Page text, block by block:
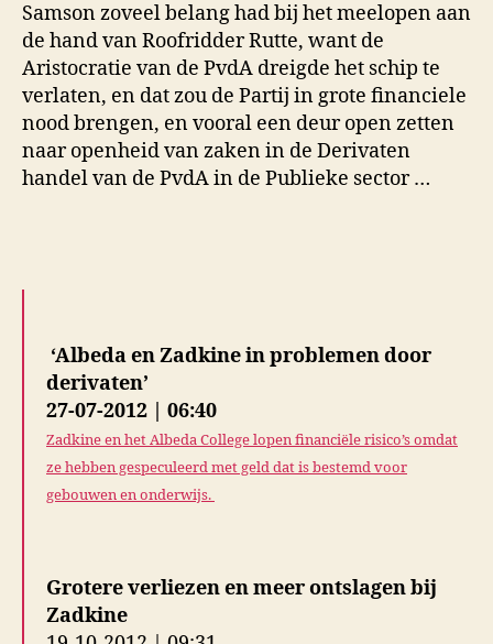
Samson zoveel belang had bij het meelopen aan
de hand van Roofridder Rutte, want de
Aristocratie van de PvdA dreigde het schip te
verlaten, en dat zou de Partij in grote financiele
nood brengen, en vooral een deur open zetten
naar openheid van zaken in de Derivaten
handel van de PvdA in de Publieke sector …
‘Albeda en Zadkine in problemen door
derivaten’
27-07-2012 | 06:40
Zadkine en het Albeda College lopen financiële risico’s omdat
ze hebben gespeculeerd met geld dat is bestemd voor
gebouwen en onderwijs.
Grotere verliezen en meer ontslagen bij
Zadkine